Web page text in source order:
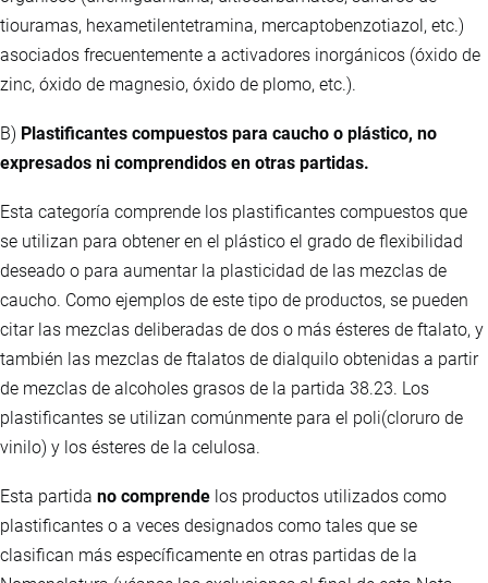
tiouramas, hexametilentetramina, mercaptobenzotiazol, etc.)
asociados frecuentemente a activadores inorgánicos (óxido de
zinc, óxido de magnesio, óxido de plomo, etc.).
B) Plastificantes compuestos para caucho o plástico, no
expresados ni comprendidos en otras partidas.
Esta categoría comprende los plastificantes compuestos que
se utilizan para obtener en el plástico el grado de flexibilidad
deseado o para aumentar la plasticidad de las mezclas de
caucho. Como ejemplos de este tipo de productos, se pueden
citar las mezclas deliberadas de dos o más ésteres de ftalato, y
también las mezclas de ftalatos de dialquilo obtenidas a partir
de mezclas de alcoholes grasos de la partida 38.23. Los
plastificantes se utilizan comúnmente para el poli(cloruro de
vinilo) y los ésteres de la celulosa.
Esta partida no comprende los productos utilizados como
plastificantes o a veces designados como tales que se
clasifican más específicamente en otras partidas de la